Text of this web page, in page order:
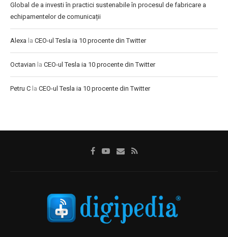
Global de a investi în practici sustenabile în procesul de fabricare a
echipamentelor de comunicații
Alexa la CEO-ul Tesla ia 10 procente din Twitter
Octavian la CEO-ul Tesla ia 10 procente din Twitter
Petru C la CEO-ul Tesla ia 10 procente din Twitter